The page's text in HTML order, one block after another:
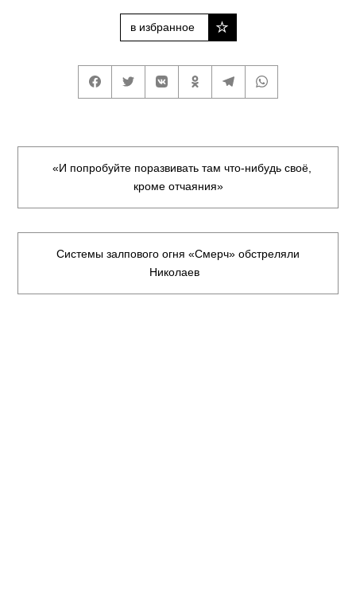
в избранное
«И попробуйте поразвивать там что-нибудь своё,
кроме отчаяния»
Системы залпового огня «Смерч» обстреляли
Николаев